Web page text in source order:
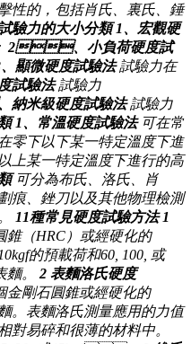
，包括肖氏、裏氏、錘
驗力的大小分類 1、宏觀硬
2、小負荷硬度試
、顯微硬度試驗法試驗力在
度試驗法試驗力
米級硬度試驗法試驗力
1、常溫硬度試驗法可在常
零下以下某一特定溫度下進
上某一特定溫度下進行的高
可分為布氏、洛氏、肖
氏和劃痕、銼刀以及其他物理檢測
11種常見硬度試驗方法 1
錐（HRC）或經硬化的
的預載荷和60, 100, 或
。 2 表麵洛氏硬度
個金剛石圓錐或經硬化的
。表麵洛氏測量應用的力值
對易碎和很薄的材料中。